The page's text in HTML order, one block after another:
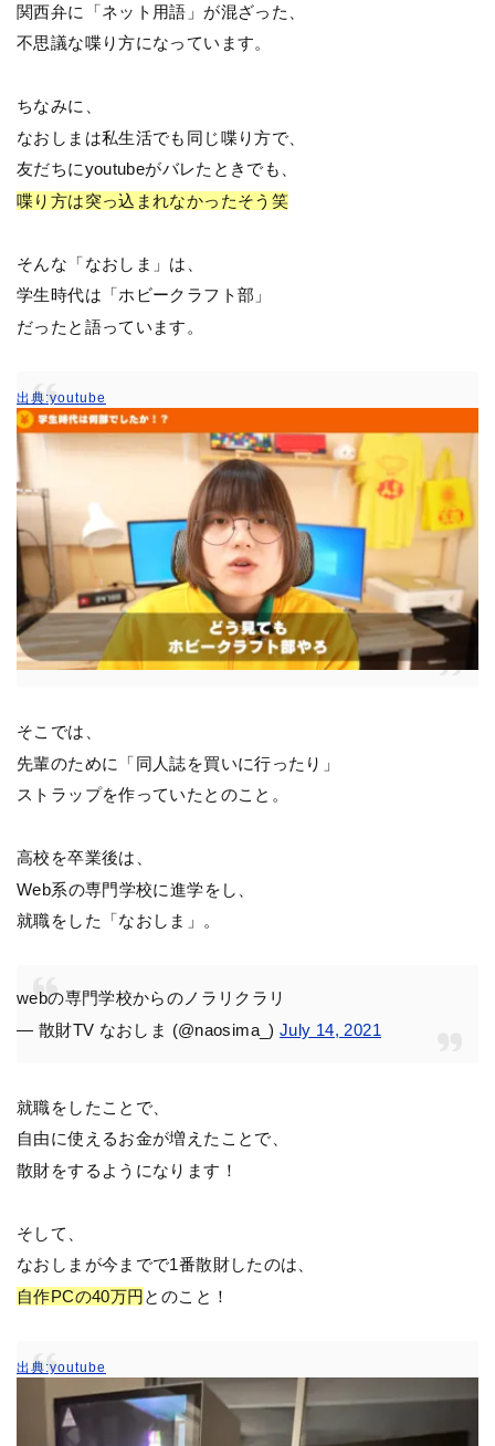
関西弁に「ネット用語」が混ざった、
不思議な喋り方になっています。
ちなみに、
なおしまは私生活でも同じ喋り方で、
友だちにyoutubeがバレたときでも、
喋り方は突っ込まれなかったそう笑
そんな「なおしま」は、
学生時代は「ホビークラフト部」
だったと語っています。
出典:youtube
そこでは、
先輩のために「同人誌を買いに行ったり」
ストラップを作っていたとのこと。
高校を卒業後は、
Web系の専門学校に進学をし、
就職をした「なおしま」。
webの専門学校からのノラリクラリ
— 散財TV なおしま (@naosima_)July 14, 2021
就職をしたことで、
自由に使えるお金が増えたことで、
散財をするようになります！
そして、
なおしまが今までで1番散財したのは、
自作PCの40万円とのこと！
出典:youtube